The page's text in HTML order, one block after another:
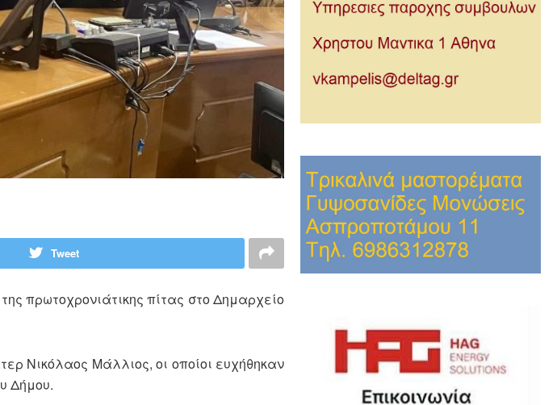
Tweet
πρωτοχρονιάτικης πίτας στο Δημαρχείο
Νικόλαος Μάλλιος, οι οποίοι ευχήθηκαν
Δήμου.